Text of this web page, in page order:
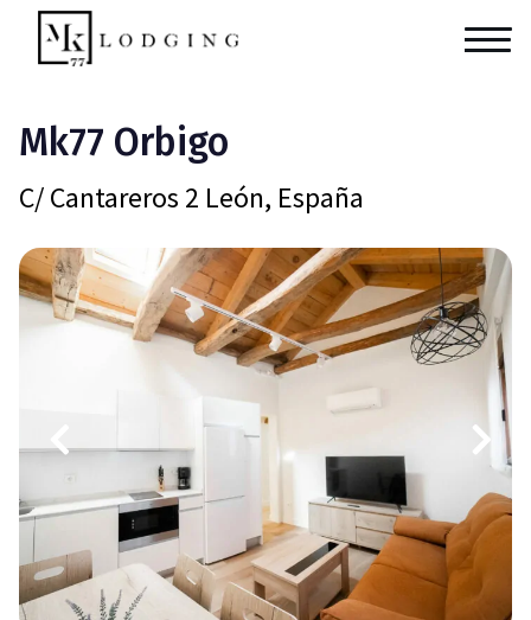
Mk77 Orbigo
C/ Cantareros 2 León, España